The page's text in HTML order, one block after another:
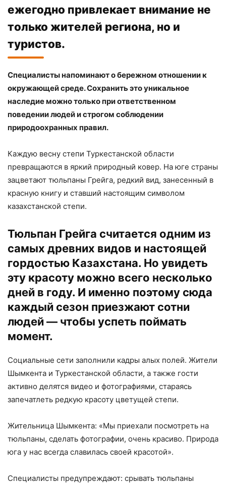
ежегодно привлекает внимание не
только жителей региона, но и
туристов.
Специалисты напоминают о бережном отношении к
окружающей среде. Сохранить это уникальное
наследие можно только при ответственном
поведении людей и строгом соблюдении
природоохранных правил.
Каждую весну степи Туркестанской области
превращаются в яркий природный ковер. На юге страны
зацветают тюльпаны Грейга, редкий вид, занесенный в
красную книгу и ставший настоящим символом
казахстанской степи.
Тюльпан Грейга считается одним из
самых древних видов и настоящей
гордостью Казахстана. Но увидеть
эту красоту можно всего несколько
дней в году. И именно поэтому сюда
каждый сезон приезжают сотни
людей — чтобы успеть поймать
момент.
Социальные сети заполнили кадры алых полей. Жители
Шымкента и Туркестанской области, а также гости
активно делятся видео и фотографиями, стараясь
запечатлеть редкую красоту цветущей степи.
Жительница Шымкента: «Мы приехали посмотреть на
тюльпаны, сделать фотографии, очень красиво. Природа
юга у нас всегда славилась своей красотой».
Специалисты предупреждают: срывать тюльпаны